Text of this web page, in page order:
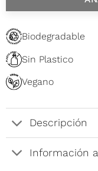
Biodegradable
Sin Plastico
Vegano
Descripción
Información